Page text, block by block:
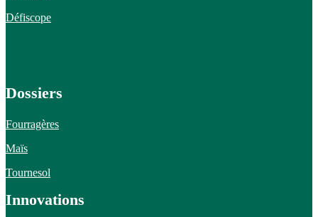
Défiscope
Dossiers
Fourragères
Maïs
Tournesol
Innovations